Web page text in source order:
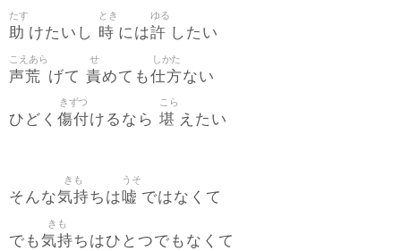
助
たす
けたいし 時
とき
には許
ゆる
したい
声荒
こえあら
げて 責
せ
めても仕方
しかた
ない
ひどく 傷付
きずつ
けるなら 堪
こら
えたい
そんな気持
きも
ちは嘘
うそ
ではなくて
でも気持
きも
ちはひとつでもなくて